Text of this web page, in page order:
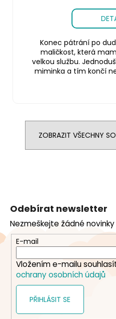
Konec pátrání po
maličkost, která
velkou službu.
miminka a tím končí
ZOBRAZIT VŠECHNY
a
t
Odebírat newsletter
Nezmeškejte žádné
E-mail
Vložením e-mailu
ochrany osobních údajů
PŘIHLÁSIT SE